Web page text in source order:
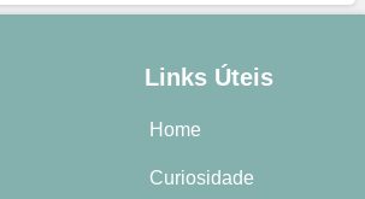
Links Úteis
Home
Curiosidade